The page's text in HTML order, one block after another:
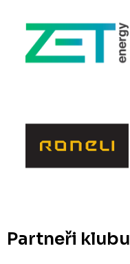
Partneři klubu